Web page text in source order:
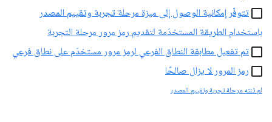
تتوفّر إمكانية الوصول إلى ميزة مرحلة تجربة وتقييم المصدر
باستخدام الطريقة المستخدَمة لتقديم رمز مرور مرحلة التجربة
تم تفعيل مطابقة النطاق الفرعي لرمز مرور مستخدَم على نطاق فرعي
رمز المرور لا يزال صالحًا
لم تنته مرحلة تجربة وتقييم المصدر